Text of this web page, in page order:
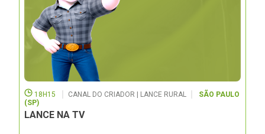
18H15 CANAL DO CRIADOR | LANCE RURAL
SÃO PAULO
(SP)
LANCE NA TV